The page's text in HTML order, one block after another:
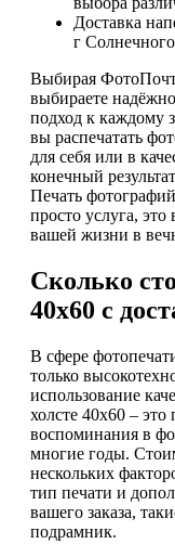
Доставка
г
Выбирая
выбираете
подход к каждому
вы распечатать
для себя или в
конечный
Печать
просто услуга,
вашей жизни в
Сколько
40х60 с
В сфере
только
использование
холсте 40х60 –
воспоминания в
многие годы.
нескольких
тип печати и
вашего заказа,
подрамник.